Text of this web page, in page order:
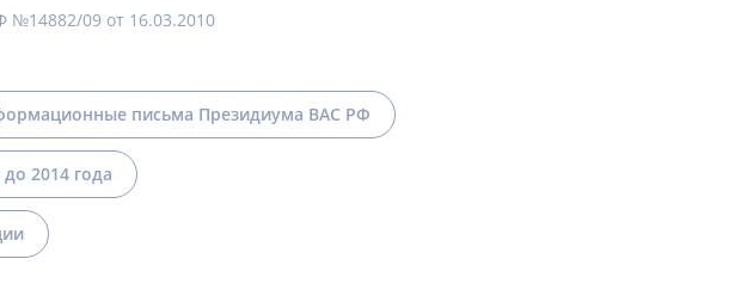
№14882/09 от 16.03.2010
письма Президиума ВАС РФ
2014 года